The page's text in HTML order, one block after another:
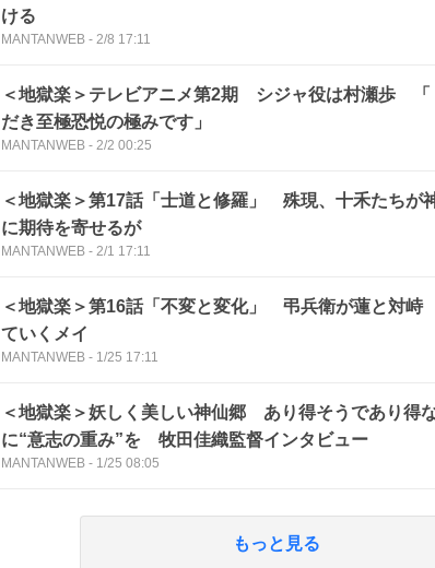
ける
MANTANWEB - 2/8 17:11
＜地獄楽＞テレビアニメ第2期 シジャ役は村瀬歩 「
だき至極恐悦の極みです」
MANTANWEB - 2/2 00:25
＜地獄楽＞第17話「士道と修羅」 殊現、十禾たちが
に期待を寄せるが
MANTANWEB - 2/1 17:11
＜地獄楽＞第16話「不変と変化」 弔兵衛が蓮と対
ていくメイ
MANTANWEB - 1/25 17:11
＜地獄楽＞妖しく美しい神仙郷 あり得そうであり得
に“意志の重み”を 牧田佳織監督インタビュー
MANTANWEB - 1/25 08:05
もっと見る